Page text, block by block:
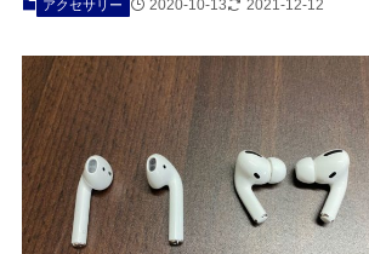
アクセサリー 2020-10-13 2021-12-12